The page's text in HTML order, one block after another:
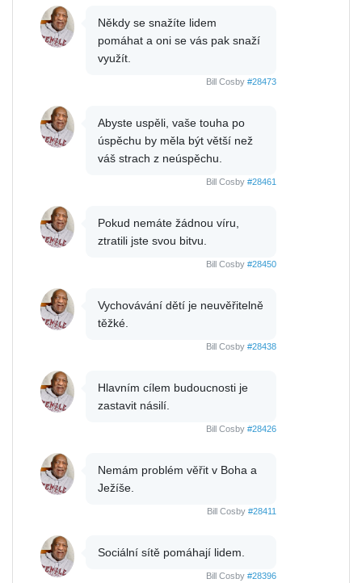
Někdy se snažíte lidem
pomáhat a oni se vás pak snaží
využít.
Bill Cosby #28473
Abyste uspěli, vaše touha po
úspěchu by měla být větší než
váš strach z neúspěchu.
Bill Cosby #28461
Pokud nemáte žádnou víru,
ztratili jste svou bitvu.
Bill Cosby #28450
Vychovávání dětí je neuvěřitelně
těžké.
Bill Cosby #28438
Hlavním cílem budoucnosti je
zastavit násilí.
Bill Cosby #28426
Nemám problém věřit v Boha a
Ježíše.
Bill Cosby #28411
Sociální sítě pomáhají lidem.
Bill Cosby #28396